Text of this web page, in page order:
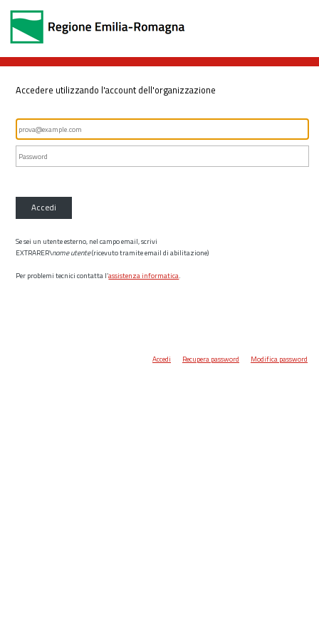
Accedere utilizzando l'account dell'organizzazione
Accedi
Se sei un utente esterno, nel campo email, scrivi
EXTRARER\nome utente(ricevuto tramite email di abilitazione)
Per problemi tecnici contatta l’assistenza informatica.
Accedi Recupera password Modifica password